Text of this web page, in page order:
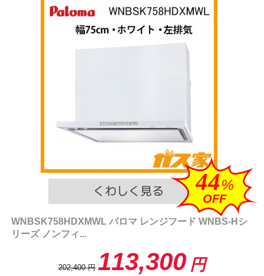
44%
OFF
WNBSK758HDXMWL パロマ レンジフード WNBS-Hシ
リーズ ノンフィ...
202,400 円 113,300 円